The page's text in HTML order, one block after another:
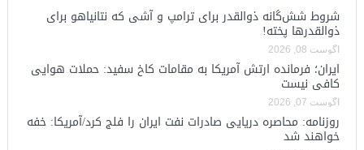
شروط شش‌گانه ذوالقدر برای ترامپ و آشی که نتانیاهو برای
ذوالقدرها پخته!
آگوست 08, 2026
ایران؛ فرمانده ارتش آمریکا به مقامات کاخ سفید: حملات هوایی
کافی نیست
آگوست 07, 2026
روزنامه: محاصره دریایی صادرات نفت ایران را فلج کرد/آمریکا: خفه
خواهند شد